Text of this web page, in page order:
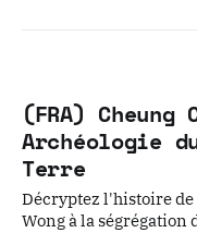
(FRA) Cheung
Archéologie
Terre
Décryptez l'histoire de
Wong à la